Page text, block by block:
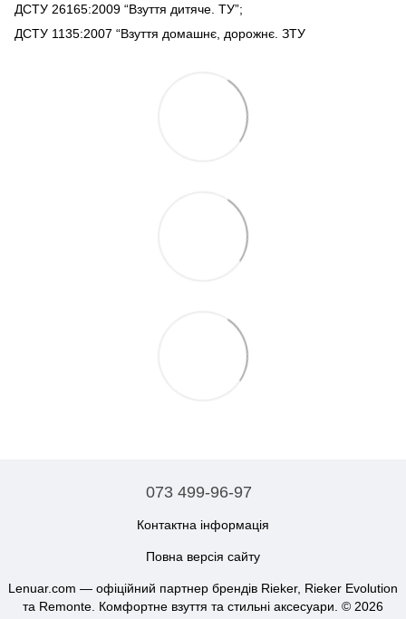
ДСТУ 26165:2009 “Взуття дитяче. ТУ”;
ДСТУ 1135:2007 “Взуття домашнє, дорожнє. ЗТУ
073 499-96-97
Контактна інформація
Повна версія сайту
Lenuar.com — офіційний партнер брендів Rieker, Rieker Evolution
та Remonte. Комфортне взуття та стильні аксесуари. © 2026